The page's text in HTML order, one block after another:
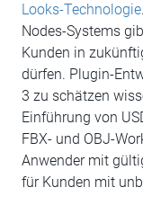
Looks-Technologie
Nodes-Systems
Kunden in
dürfen. Plugin-
3 zu schätzen
Einführung von
FBX- und OBJ-
Anwender mit
für Kunden mit